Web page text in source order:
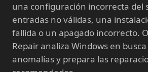
una configuración incorrecta del
entradas no válidas, una
fallida o un apagado incorrecto.
Repair analiza Windows en
anomalías y prepara las